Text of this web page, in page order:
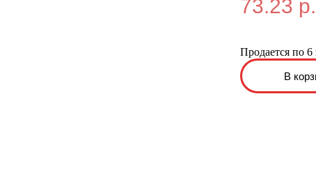
73.23 р.
Продается по